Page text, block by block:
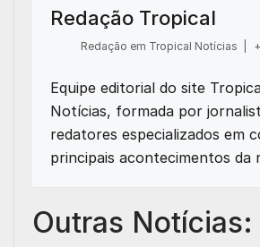
Redação Tropical
Redação em Tropical Notícias
Equipe editorial do site
Notícias, formada por
redatores especializados em
principais acontecimentos da
Outras Notícias: